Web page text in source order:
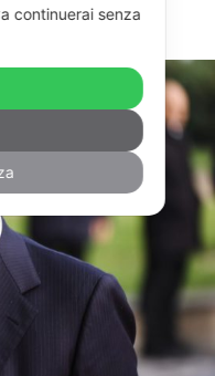
continuerai senza